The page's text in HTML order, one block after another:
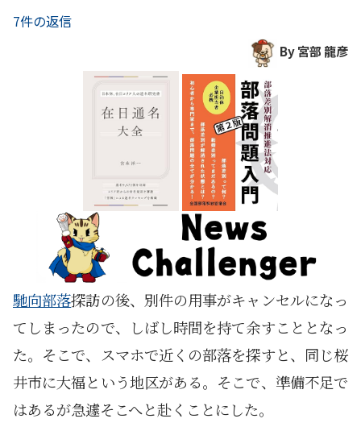
7件の返信
By 宮部 龍彦
馳向部落探訪の後、別件の用事がキャンセルになっ
てしまったので、しばし時間を持て余すこととなっ
た。そこで、スマホで近くの部落を探すと、同じ桜
井市に大福という地区がある。そこで、準備不足で
はあるが急遽そこへと赴くことにした。